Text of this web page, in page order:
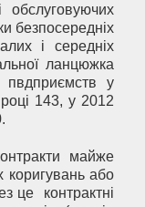
обслуговуючих
безпосередніх
і середніх
ланцюжка
пвдприємств у
143, у 2012
майже
коригувань або
це контрактні